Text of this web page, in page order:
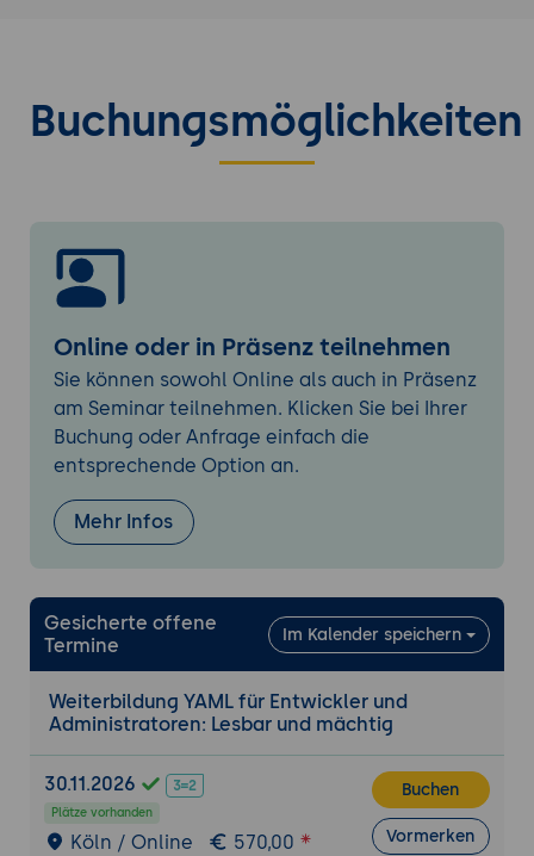
Kombination mit anderen Formaten
verwendet werden kann.
Listen, Schlüssel-Wert-Paare und
Kommentare.
Skalaren, Listen und Maps (Dictionaries).
Erweiterte Features:Referenzen,
Verankerungen, Mehrzeilenskalare und
benutzerdefinierte Tags.
Typische Fehler und Best Practices:
Vermeidung von Syntaxfehlern und
Missverständnissen.
CI/CD-Pipelines (z. B. GitHub Actions,
Terraform.
Anwendungsentwicklung:
Konfigurationsdateien für Frameworks und
APIs.
Cloud-Plattformen:
Verwendung in AWS
CloudFormation, Azure Pipelines und
Buchungsmöglichkeiten
Online oder in Präsenz teilnehmen
Sie können sowohl Online als auch in Präsenz
am Seminar teilnehmen. Klicken Sie bei Ihrer
Buchung oder Anfrage einfach die
entsprechende Option an.
Mehr Infos
Gesicherte offene
Termine
Im Kalender speichern
Weiterbildung YAML für Entwickler und
Administratoren: Lesbar und mächtig
30.11.2026
Plätze vorhanden
Köln / Online 570,00
Buchen
Vormerken